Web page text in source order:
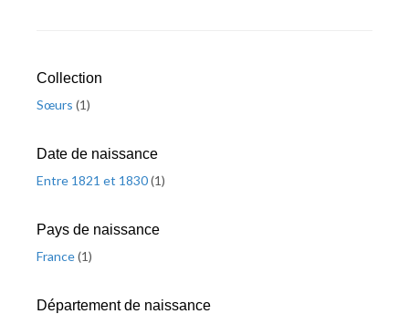
Collection
Sœurs (1)
Date de naissance
Entre 1821 et 1830(1)
Pays de naissance
France(1)
Département de naissance